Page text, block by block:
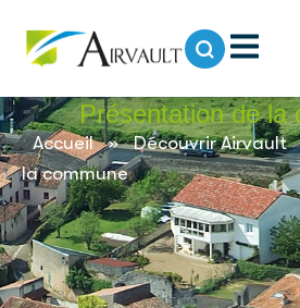
Présentation de la
Accueil » Découvrir Airvault
la commune